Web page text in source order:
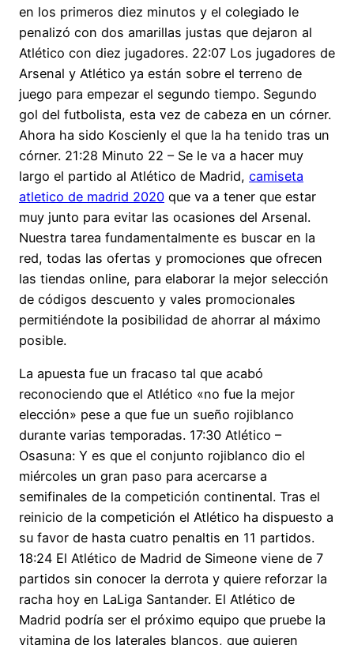
en los primeros diez minutos y el colegiado le
penalizó con dos amarillas justas que dejaron al
Atlético con diez jugadores. 22:07 Los jugadores de
Arsenal y Atlético ya están sobre el terreno de
juego para empezar el segundo tiempo. Segundo
gol del futbolista, esta vez de cabeza en un córner.
Ahora ha sido Koscienly el que la ha tenido tras un
córner. 21:28 Minuto 22 – Se le va a hacer muy
largo el partido al Atlético de Madrid, camiseta
atletico de madrid 2020 que va a tener que estar
muy junto para evitar las ocasiones del Arsenal.
Nuestra tarea fundamentalmente es buscar en la
red, todas las ofertas y promociones que ofrecen
las tiendas online, para elaborar la mejor selección
de códigos descuento y vales promocionales
permitiéndote la posibilidad de ahorrar al máximo
posible.
La apuesta fue un fracaso tal que acabó
reconociendo que el Atlético «no fue la mejor
elección» pese a que fue un sueño rojiblanco
durante varias temporadas. 17:30 Atlético –
Osasuna: Y es que el conjunto rojiblanco dio el
miércoles un gran paso para acercarse a
semifinales de la competición continental. Tras el
reinicio de la competición el Atlético ha dispuesto a
su favor de hasta cuatro penaltis en 11 partidos.
18:24 El Atlético de Madrid de Simeone viene de 7
partidos sin conocer la derrota y quiere reforzar la
racha hoy en LaLiga Santander. El Atlético de
Madrid podría ser el próximo equipo que pruebe la
vitamina de los laterales blancos, que quieren